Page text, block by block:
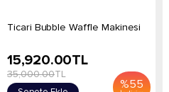
Ticari Bubble Waffle Makinesi
%55
15,920.00TL
35,000.00TL